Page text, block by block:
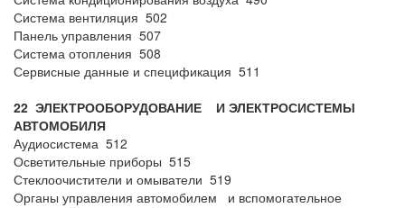
Система вентиляция 502
Панель управления 507
Система отопления 508
Сервисные данные и спецификация 511
22 ЭЛЕКТРООБОРУДОВАНИЕ И ЭЛЕКТРОСИСТЕМЫ
АВТОМОБИЛЯ
Аудиосистема 512
Осветительные приборы 515
Стеклоочистители и омыватели 519
Органы управления автомобилем и вспомогательное